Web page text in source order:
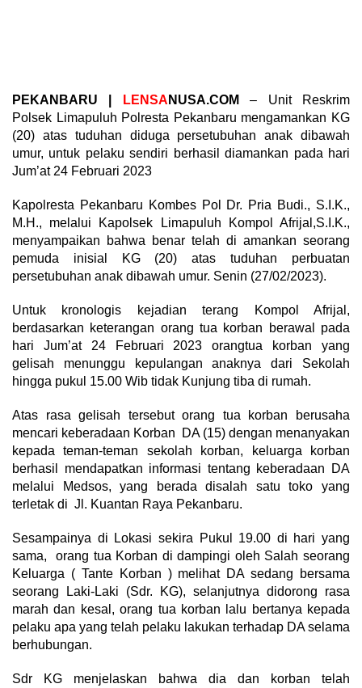
PEKANBARU | LENSA NUSA.COM– Unit Reskrim
Polsek Limapuluh Polresta Pekanbaru mengamankan KG
(20) atas tuduhan diduga persetubuhan anak dibawah
umur, untuk pelaku sendiri berhasil diamankan pada hari
Jum’at 24 Februari 2023
Kapolresta Pekanbaru Kombes Pol Dr. Pria Budi., S.I.K.,
M.H., melalui Kapolsek Limapuluh Kompol Afrijal,S.I.K.,
menyampaikan bahwa benar telah di amankan seorang
pemuda inisial KG (20) atas tuduhan perbuatan
persetubuhan anak dibawah umur. Senin (27/02/2023).
Untuk kronologis kejadian terang Kompol Afrijal,
berdasarkan keterangan orang tua korban berawal pada
hari Jum’at 24 Februari 2023 orangtua korban yang
gelisah menunggu kepulangan anaknya dari Sekolah
hingga pukul 15.00 Wib tidak Kunjung tiba di rumah.
Atas rasa gelisah tersebut orang tua korban berusaha
mencari keberadaan Korban DA (15) dengan menanyakan
kepada teman-teman sekolah korban, keluarga korban
berhasil mendapatkan informasi tentang keberadaan DA
melalui Medsos, yang berada disalah satu toko yang
terletak di Jl. Kuantan Raya Pekanbaru.
Sesampainya di Lokasi sekira Pukul 19.00 di hari yang
sama, orang tua Korban di dampingi oleh Salah seorang
Keluarga ( Tante Korban ) melihat DA sedang bersama
seorang Laki-Laki (Sdr. KG), selanjutnya didorong rasa
marah dan kesal, orang tua korban lalu bertanya kepada
pelaku apa yang telah pelaku lakukan terhadap DA selama
berhubungan.
Sdr KG menjelaskan bahwa dia dan korban telah